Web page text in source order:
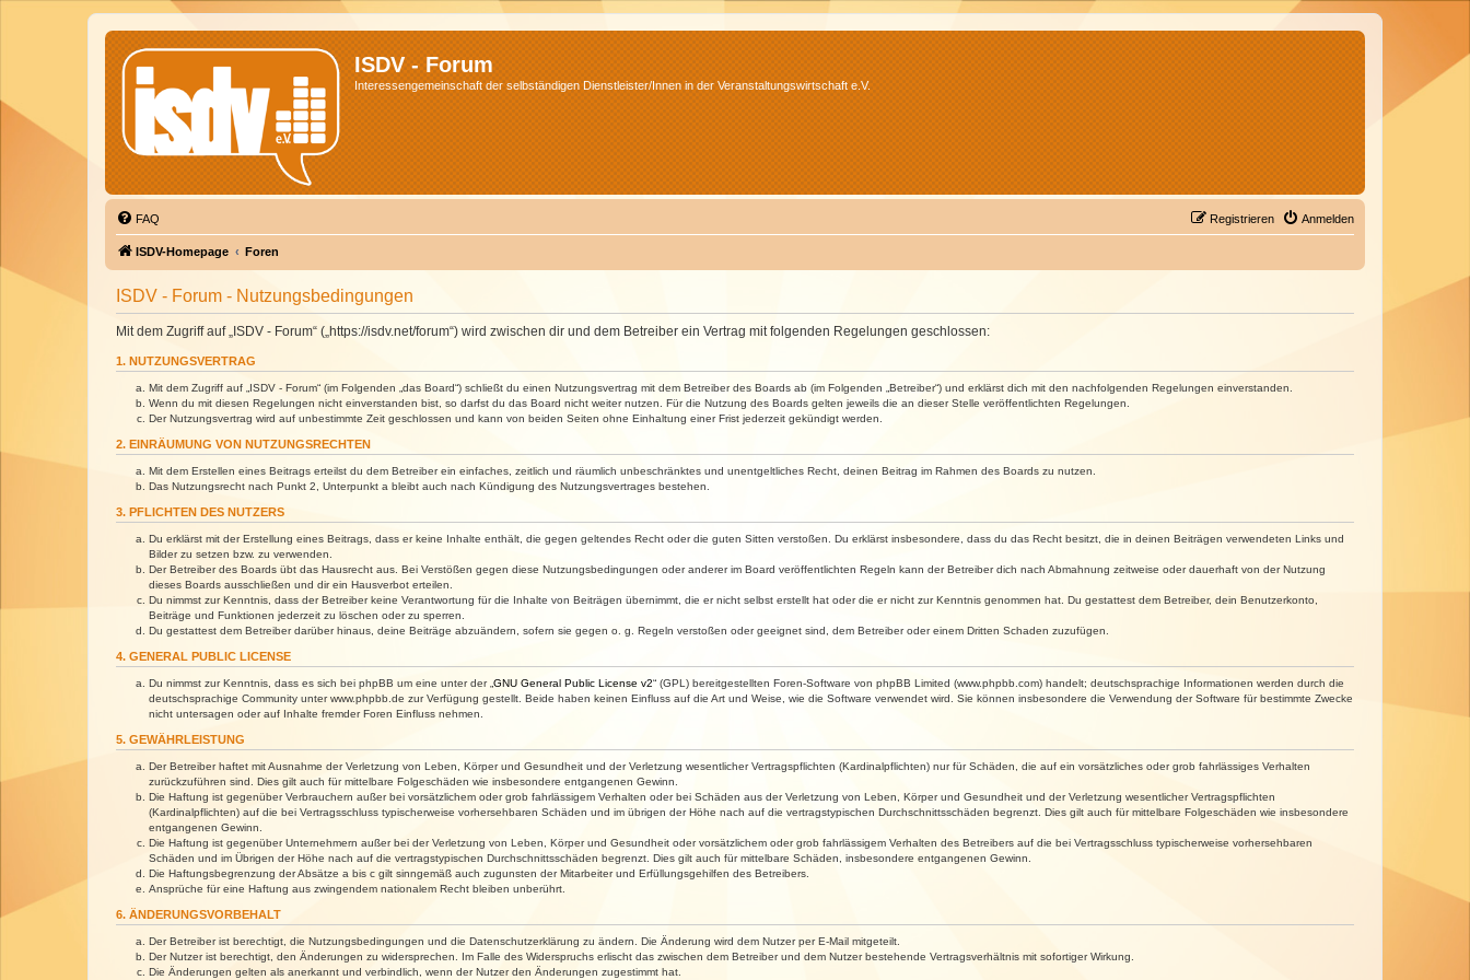
ISDV - Forum
Interessengemeinschaft der selbständigen Dienstleister/Innen in der Veranstaltungswirtschaft e.V.
FAQ Anmelden
Registrieren
ISDV-Homepage Foren
ISDV - Forum - Nutzungsbedingungen
Mit dem Zugriff auf „ISDV - Forum“ („https://isdv.net/forum“) wird zwischen dir und dem Betreiber ein Vertrag mit folgenden Regelungen geschlossen:
1. NUTZUNGSVERTRAG
Mit dem Zugriff auf „ISDV - Forum“ (im Folgenden „das Board“) schließt du einen Nutzungsvertrag mit dem Betreiber des Boards ab (im Folgenden „Betreiber“) und erklärst dich mit den nachfolgenden Regelungen einverstanden.
Wenn du mit diesen Regelungen nicht einverstanden bist, so darfst du das Board nicht weiter nutzen. Für die Nutzung des Boards gelten jeweils die an dieser Stelle veröffentlichten Regelungen.
Der Nutzungsvertrag wird auf unbestimmte Zeit geschlossen und kann von beiden Seiten ohne Einhaltung einer Frist jederzeit gekündigt werden.
2. EINRÄUMUNG VON NUTZUNGSRECHTEN
Mit dem Erstellen eines Beitrags erteilst du dem Betreiber ein einfaches, zeitlich und räumlich unbeschränktes und unentgeltliches Recht, deinen Beitrag im Rahmen des Boards zu nutzen.
Das Nutzungsrecht nach Punkt 2, Unterpunkt a bleibt auch nach Kündigung des Nutzungsvertrages bestehen.
3. PFLICHTEN DES NUTZERS
Du erklärst mit der Erstellung eines Beitrags, dass er keine Inhalte enthält, die gegen geltendes Recht oder die guten Sitten verstoßen. Du erklärst insbesondere, dass du das Recht besitzt, die in deinen Beiträgen verwendeten Links und
Bilder zu setzen bzw. zu verwenden.
Der Betreiber des Boards übt das Hausrecht aus. Bei Verstößen gegen diese Nutzungsbedingungen oder anderer im Board veröffentlichten Regeln kann der Betreiber dich nach Abmahnung zeitweise oder dauerhaft von der Nutzung
dieses Boards ausschließen und dir ein Hausverbot erteilen.
Du nimmst zur Kenntnis, dass der Betreiber keine Verantwortung für die Inhalte von Beiträgen übernimmt, die er nicht selbst erstellt hat oder die er nicht zur Kenntnis genommen hat. Du gestattest dem Betreiber, dein Benutzerkonto,
Beiträge und Funktionen jederzeit zu löschen oder zu sperren.
Du gestattest dem Betreiber darüber hinaus, deine Beiträge abzuändern, sofern sie gegen o. g. Regeln verstoßen oder geeignet sind, dem Betreiber oder einem Dritten Schaden zuzufügen.
4. GENERAL PUBLIC LICENSE
Du nimmst zur Kenntnis, dass es sich bei phpBB um eine unter der „ GNU General Public License v2“ (GPL) bereitgestellten Foren-Software von phpBB Limited (www.phpbb.com) handelt; deutschsprachige Informationen werden durch die
deutschsprachige Community unter www.phpbb.de zur Verfügung gestellt. Beide haben keinen Einfluss auf die Art und Weise, wie die Software verwendet wird. Sie können insbesondere die Verwendung der Software für bestimmte Zwecke
nicht untersagen oder auf Inhalte fremder Foren Einfluss nehmen.
5. GEWÄHRLEISTUNG
Der Betreiber haftet mit Ausnahme der Verletzung von Leben, Körper und Gesundheit und der Verletzung wesentlicher Vertragspflichten (Kardinalpflichten) nur für Schäden, die auf ein vorsätzliches oder grob fahrlässiges Verhalten
zurückzuführen sind. Dies gilt auch für mittelbare Folgeschäden wie insbesondere entgangenen Gewinn.
Die Haftung ist gegenüber Verbrauchern außer bei vorsätzlichem oder grob fahrlässigem Verhalten oder bei Schäden aus der Verletzung von Leben, Körper und Gesundheit und der Verletzung wesentlicher Vertragspflichten
(Kardinalpflichten) auf die bei Vertragsschluss typischerweise vorhersehbaren Schäden und im übrigen der Höhe nach auf die vertragstypischen Durchschnittsschäden begrenzt. Dies gilt auch für mittelbare Folgeschäden wie insbesondere
entgangenen Gewinn.
Die Haftung ist gegenüber Unternehmern außer bei der Verletzung von Leben, Körper und Gesundheit oder vorsätzlichem oder grob fahrlässigem Verhalten des Betreibers auf die bei Vertragsschluss typischerweise vorhersehbaren
Schäden und im Übrigen der Höhe nach auf die vertragstypischen Durchschnittsschäden begrenzt. Dies gilt auch für mittelbare Schäden, insbesondere entgangenen Gewinn.
Die Haftungsbegrenzung der Absätze a bis c gilt sinngemäß auch zugunsten der Mitarbeiter und Erfüllungsgehilfen des Betreibers.
Ansprüche für eine Haftung aus zwingendem nationalem Recht bleiben unberührt.
6. ÄNDERUNGSVORBEHALT
Der Betreiber ist berechtigt, die Nutzungsbedingungen und die Datenschutzerklärung zu ändern. Die Änderung wird dem Nutzer per E-Mail mitgeteilt.
Der Nutzer ist berechtigt, den Änderungen zu widersprechen. Im Falle des Widerspruchs erlischt das zwischen dem Betreiber und dem Nutzer bestehende Vertragsverhältnis mit sofortiger Wirkung.
Die Änderungen gelten als anerkannt und verbindlich, wenn der Nutzer den Änderungen zugestimmt hat.